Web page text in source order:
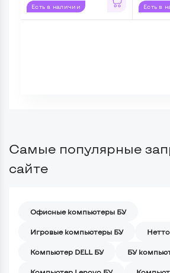
Есть в наличии Есть в
Самые популярные
сайте
Офисные компьютеры БУ
Игровые компьютеры БУ
Компьютер DELL БУ БУ